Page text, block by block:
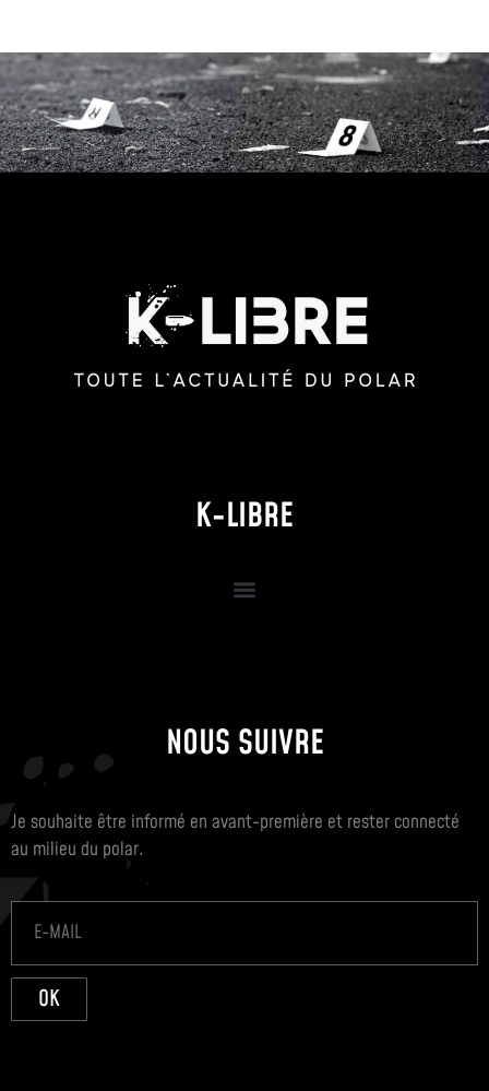
K-LIBRE
NOUS SUIVRE
Je souhaite être informé en avant-première et rester connecté
au milieu du polar.
OK